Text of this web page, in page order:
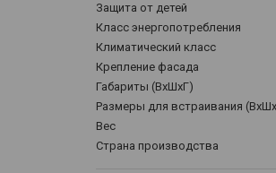
Защита от детей
Класс энергопотребления
Климатический класс
Крепление фасада
Габариты (ВхШхГ)
Размеры для встраивания
Вес
Страна производства